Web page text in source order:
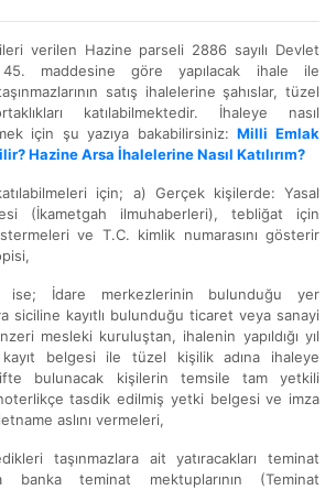
verilen Hazine parseli 2886 sayılı Devlet
45. maddesine göre yapılacak ihale ile
satış ihalelerine şahıslar, tüzel
katılabilmektedir. İhaleye nasıl
için şu yazıya bakabilirsiniz:Milli Emlak
Hazine Arsa İhalelerine Nasıl Katılırım?
için; a) Gerçek kişilerde: Yasal
(İkametgah ilmuhaberleri), tebliğat için
ve T.C. kimlik numarasını gösterir
İdare merkezlerinin bulunduğu yer
siciline kayıtlı bulunduğu ticaret veya sanayi
mesleki kuruluştan, ihalenin yapıldığı yıl
kayıt belgesi ile tüzel kişilik adına ihaleye
bulunacak kişilerin temsile tam yetkili
tasdik edilmiş yetki belgesi ve imza
aslını vermeleri,
taşınmazlara ait yatıracakları teminat
banka teminat mektuplarının (Teminat